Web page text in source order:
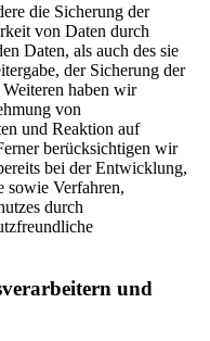
die Sicherung der
von Daten durch
Daten, als auch des sie
der Sicherung der
haben wir
von
und Reaktion auf
berücksichtigen wir
bei der Entwicklung,
sowie Verfahren,
durch
und